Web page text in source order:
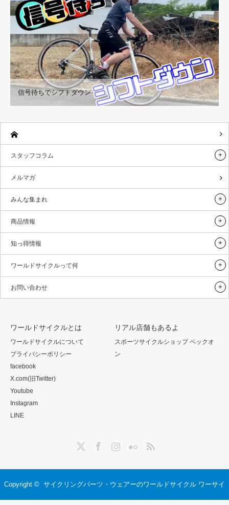
信号待ちでシフトダウン
スタッフコラム
メルマガ
みんな集まれ
商品情報
知っ得情報
ワールドサイクルって何
お問い合わせ
ワールドサイクルとは
ワールドサイクルについて
プライバシーポリシー
facebook
X.com(旧Twitter)
Youtube
Instagram
LINE
リアル店舗もあるよ
スポーツサイクルショップ ベックオ
ン
InstagramFlickr RSS
Copyright © サイクリングパーツ・ウェアーのワールドサイクル ワーサイ